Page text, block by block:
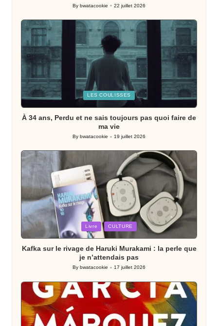
Posted
By bwatacookie 22 juillet 2026
Posted
LES COULISSES
À 34 ans, Perdu et ne sais toujours pas quoi faire de
ma vie
Posted
By bwatacookie 19 juillet 2026
Posted
Livre CULTURE
Kafka sur le rivage de Haruki Murakami : la perle que
je n’attendais pas
Posted
By bwatacookie 17 juillet 2026